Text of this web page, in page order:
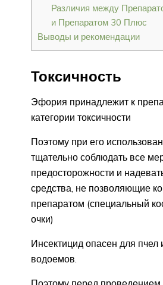
Различия между
и Препаратом 30 Плюс
Выводы и рекомендации
Токсичность
Эфория принадлежит к
категории токсичности
Поэтому при его
тщательно соблюдать все
предосторожности и
средства, не позволяющие
препаратом (специальный
очки)
Инсектицид опасен для пчел
водоемов.